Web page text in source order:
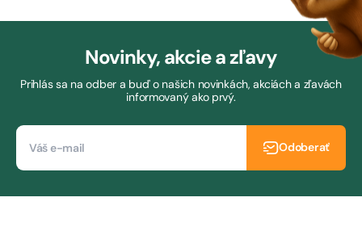
Novinky, akcie a zľavy
Prihlás sa na odber a buď o našich novinkách, akciách a zľavách
informovaný ako prvý.
Odoberať